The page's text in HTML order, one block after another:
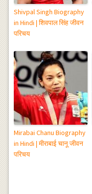
Shivpal Singh Biography
in Hindi | शिवपाल सिंह जीवन
परिचय
Mirabai Chanu Biography
in Hindi | मीराबाई चानू जीवन
परिचय